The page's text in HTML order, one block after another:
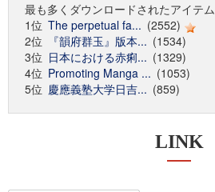
最も多くダウンロードされたアイテム
1位 The perpetual fa... (2552)
2位
『韻府群玉』版本... (1534)
3位 日本における赤痢... (1329)
4位 Promoting Manga ... (1053)
5位 慶應義塾大学日吉... (859)
LINK